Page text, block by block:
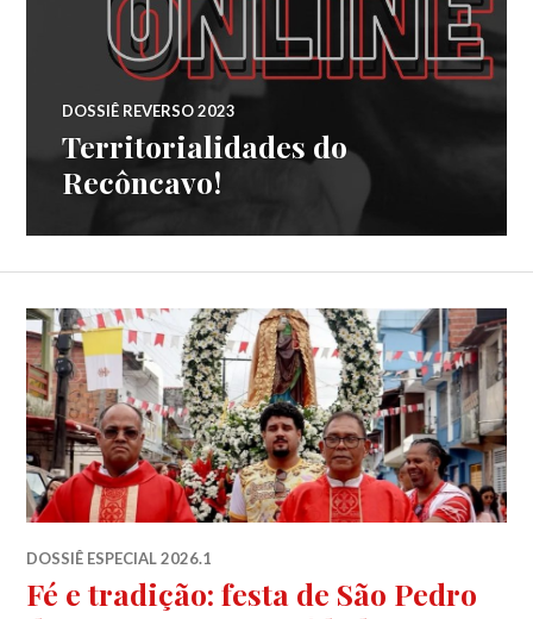
DOSSIÊ REVERSO 2023
Territorialidades do
Recôncavo!
DOSSIÊ ESPECIAL 2026.1
Fé e tradição: festa de São Pedro